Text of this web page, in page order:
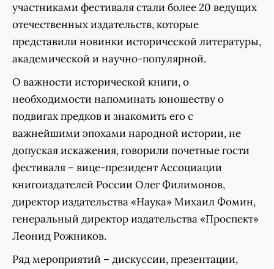
участниками фестиваля стали более 20 ведущих
отечественных издательств, которые
представили новинки исторической литературы,
академической и научно-популярной.
О важности исторической книги, о
необходимости напоминать юношеству о
подвигах предков и знакомить его с
важнейшими эпохами народной истории, не
допуская искажения, говорили почетные гости
фестиваля – вице-президент Ассоциации
книгоиздателей России Олег Филимонов,
директор издательства «Наука» Михаил Фомин,
генеральный директор издательства «Проспект»
Леонид Рожников.
Ряд мероприятий – дискуссии, презентации,